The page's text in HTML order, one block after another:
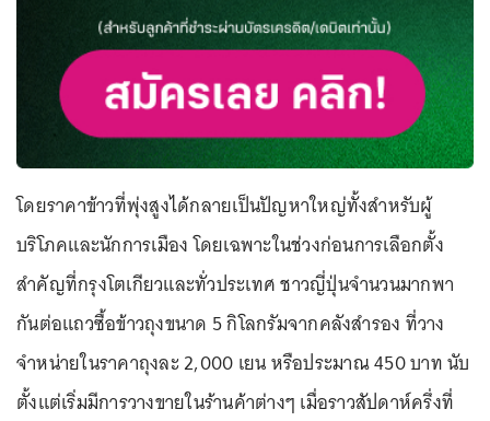
โดยราคาข้าวที่พุ่งสูงได้กลายเป็นปัญหาใหญ่ทั้งสำหรับผู้
บริโภคและนักการเมือง โดยเฉพาะในช่วงก่อนการเลือกตั้ง
สำคัญที่กรุงโตเกียวและทั่วประเทศ ชาวญี่ปุ่นจำนวนมากพา
กันต่อแถวซื้อข้าวถุงขนาด 5 กิโลกรัมจากคลังสำรอง ที่วาง
จำหน่ายในราคาถุงละ 2,000 เยน หรือประมาณ 450 บาท นับ
ตั้งแต่เริ่มมีการวางขายในร้านค้าต่างๆ เมื่อราวสัปดาห์ครึ่งที่